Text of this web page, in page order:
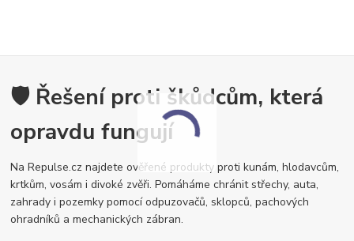
🛡️ Řešení proti škůdcům, která
opravdu fungují
Na Repulse.cz najdete ověřené produkty proti kunám, hlodavcům,
krtkům, vosám i divoké zvěři. Pomáháme chránit střechy, auta,
zahrady i pozemky pomocí odpuzovačů, sklopců, pachových
ohradníků a mechanických zábran.